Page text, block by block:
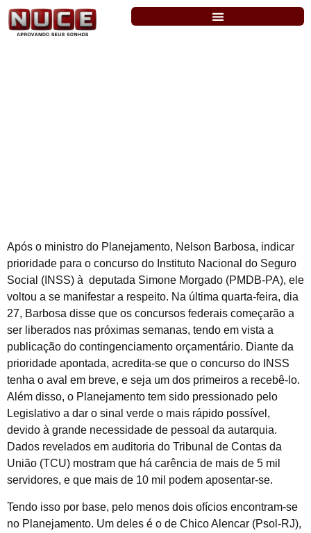
Após o ministro do Planejamento, Nelson Barbosa, indicar
prioridade para o concurso do Instituto Nacional do Seguro
Social (INSS) à deputada Simone Morgado (PMDB-PA), ele
voltou a se manifestar a respeito. Na última quarta-feira, dia
27, Barbosa disse que os concursos federais começarão a
ser liberados nas próximas semanas, tendo em vista a
publicação do contingenciamento orçamentário. Diante da
prioridade apontada, acredita-se que o concurso do INSS
tenha o aval em breve, e seja um dos primeiros a recebê-lo.
Além disso, o Planejamento tem sido pressionado pelo
Legislativo a dar o sinal verde o mais rápido possível,
devido à grande necessidade de pessoal da autarquia.
Dados revelados em auditoria do Tribunal de Contas da
União (TCU) mostram que há carência de mais de 5 mil
servidores, e que mais de 10 mil podem aposentar-se.
Tendo isso por base, pelo menos dois ofícios encontram-se
no Planejamento. Um deles é o de Chico Alencar (Psol-RJ),